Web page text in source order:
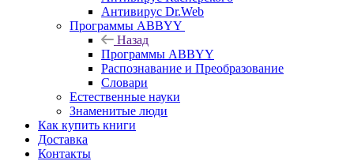
Антивирус Dr.Web
Программы ABBYY
Назад
Программы ABBYY
Распознавание и Преобразование
Словари
Естественные науки
Знаменитые люди
Как купить книги
Доставка
Контакты